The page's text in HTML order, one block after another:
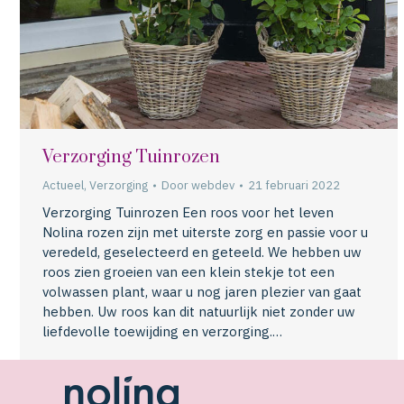
Verzorging Tuinrozen
Actueel, Verzorging Doorwebdev 21 februari 2022
Verzorging Tuinrozen Een roos voor het leven
Nolina rozen zijn met uiterste zorg en passie voor u
veredeld, geselecteerd en geteeld. We hebben uw
roos zien groeien van een klein stekje tot een
volwassen plant, waar u nog jaren plezier van gaat
hebben. Uw roos kan dit natuurlijk niet zonder uw
liefdevolle toewijding en verzorging.…